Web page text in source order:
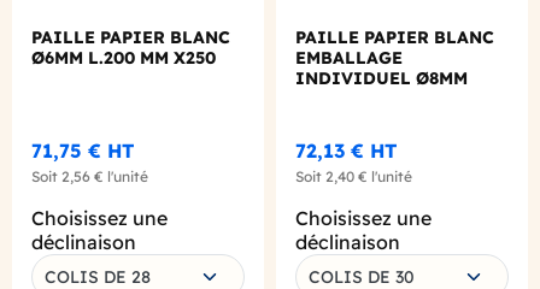
PAILLE PAPIER BLANC
Ø6MM L.200 MM X250
71,75 € HT
Soit 2,56 € l'unité
Choisissez une
déclinaison
COLIS DE 28
PAILLE PAPIER BLANC
EMBALLAGE
INDIVIDUEL Ø8MM
72,13 € HT
Soit 2,40 € l'unité
Choisissez une
déclinaison
COLIS DE 30